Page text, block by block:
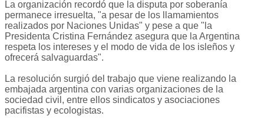
La organización recordó que la disputa por soberanía
permanece irresuelta, "a pesar de los llamamientos
realizados por Naciones Unidas" y pese a que "la
Presidenta Cristina Fernández asegura que la Argentina
respeta los intereses y el modo de vida de los isleños y
ofrecerá salvaguardas".
La resolución surgió del trabajo que viene realizando la
embajada argentina con varias organizaciones de la
sociedad civil, entre ellos sindicatos y asociaciones
pacifistas y ecologistas.